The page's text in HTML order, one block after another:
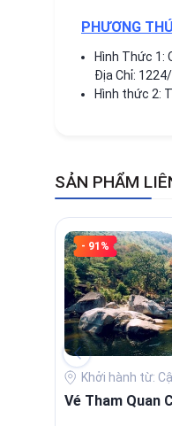
PHƯƠNG
Hình Thức 1:
Địa Chỉ:
Hình thức 2:
SẢN PHẨM
- 91%
Khởi hành từ:
Vé Tham Quan